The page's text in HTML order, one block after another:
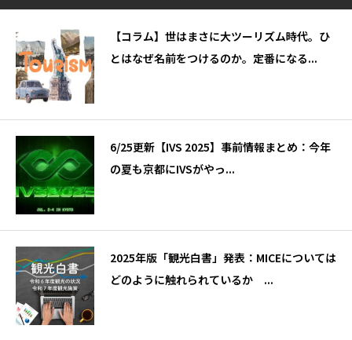
【コラム】世はまさに大ツーリズム時代。ひ
とはなぜ名前をつけるのか。定番になる...
6/25更新【IVS 2025】事前情報まとめ：今年
の夏も京都にIVSがやっ...
2025年版「観光白書」発表：MICEについては
どのように触れられているか ...